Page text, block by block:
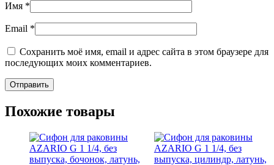
Имя *
Email *
Сохранить моё имя, email и адрес сайта в этом браузере для
последующих моих комментариев.
Похожие товары